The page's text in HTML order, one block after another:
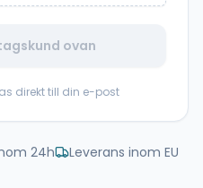
ovan
direkt till din e-post
24h Leverans inom EU